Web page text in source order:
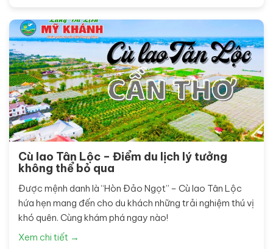
Cù lao Tân Lộc – Điểm du lịch lý tưởng
không thể bỏ qua
Được mệnh danh là “Hòn Đảo Ngọt” – Cù lao Tân Lộc
hứa hẹn mang đến cho du khách những trải nghiệm thú vị
khó quên. Cùng khám phá ngay nào!
Xem chi tiết →